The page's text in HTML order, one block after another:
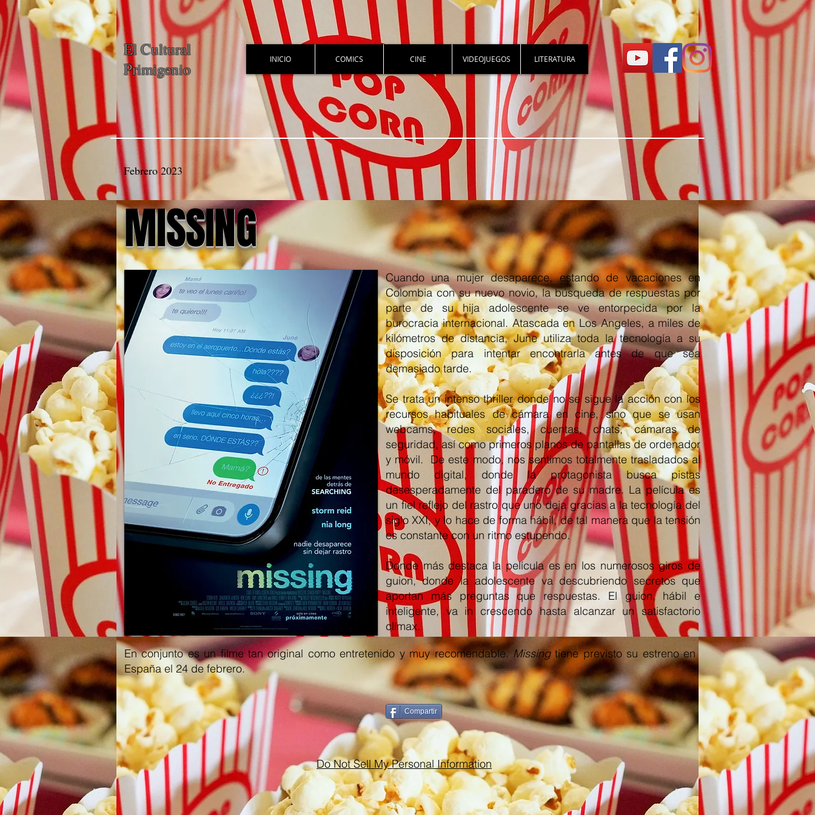
El Cultural
Primigenio
INICIO COMICS CINE VIDEOJUEGOS LITERATURA
Febrero 2023
MISSING
Cuando una mujer desaparece, estando de vacaciones en
Colombia con su nuevo novio, la búsqueda de respuestas por
parte de su hija adolescente se ve entorpecida por la
burocracia internacional. Atascada en Los Angeles, a miles de
kilómetros de distancia, June utiliza toda la tecnología a su
disposición para intentar encontrarla antes de que sea
demasiado tarde.
Se trata un intenso thriller donde no se sigue la acción con los
recursos habituales de cámara en cine, sino que se usan
webcams, redes sociales, cuentas, chats, cámaras de
seguridad, así como primeros planos de pantallas de ordenador
y móvil. De este modo, nos sentimos totalmente trasladados al
mundo digital, donde la protagonista busca pistas
desesperadamente del paradero de su madre. La película es
un fiel reflejo del rastro que uno deja gracias a la tecnología del
siglo XXI, y lo hace de forma hábil, de tal manera que la tensión
es constante con un ritmo estupendo.
Donde más destaca la película es en los numerosos giros de
guion, donde la adolescente va descubriendo secretos que
aportan más preguntas que respuestas. El guion, hábil e
inteligente, va in crescendo hasta alcanzar un satisfactorio
clímax.
En conjunto es un filme tan original como entretenido y muy recomendable.Missingtiene previsto su estreno en
España el 24 de febrero.
Compartir
Do Not Sell My Personal Information